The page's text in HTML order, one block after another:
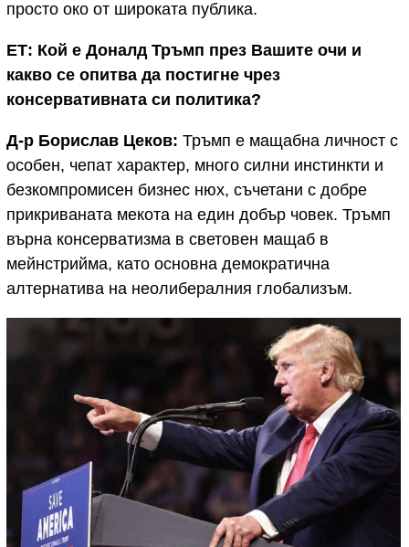
просто око от широката публика.
ЕТ: Кой е Доналд Тръмп през Вашите очи и
какво се опитва да постигне чрез
консервативната си политика?
Д-р Борислав Цеков: Тръмп е мащабна личност с
особен, чепат характер, много силни инстинкти и
безкомпромисен бизнес нюх, съчетани с добре
прикриваната мекота на един добър човек. Тръмп
върна консерватизма в световен мащаб в
мейнстрийма, като основна демократична
алтернатива на неолибералния глобализъм.